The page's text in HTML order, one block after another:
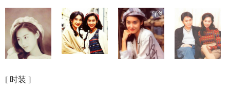
[ 时装 ]